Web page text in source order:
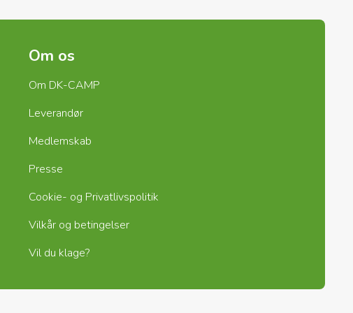
Om os
Om DK-CAMP
Leverandør
Medlemskab
Presse
Cookie- og Privatlivspolitik
Vilkår og betingelser
Vil du klage?